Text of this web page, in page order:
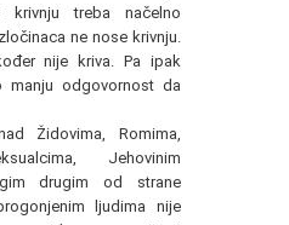
krivnju treba načelno
ne nose krivnju.
nije kriva. Pa ipak
manju odgovornost da
Židovima, Romima,
Jehovinim
drugim od strane
ljudima nije